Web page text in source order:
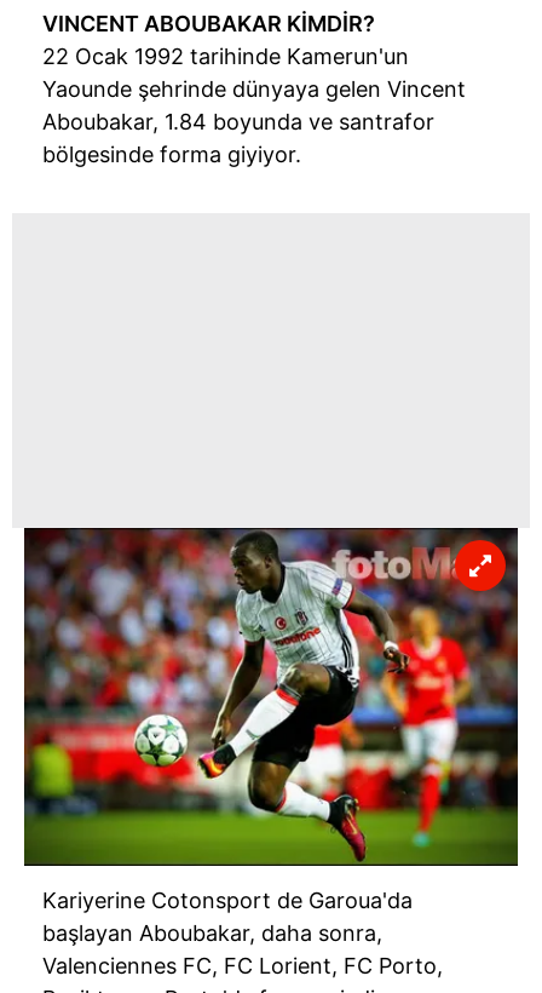
VINCENT ABOUBAKAR KİMDİR?
22 Ocak 1992 tarihinde Kamerun'un
Yaounde şehrinde dünyaya gelen Vincent
Aboubakar, 1.84 boyunda ve santrafor
bölgesinde forma giyiyor.
Kariyerine Cotonsport de Garoua'da
başlayan Aboubakar, daha sonra,
Valenciennes FC, FC Lorient, FC Porto,